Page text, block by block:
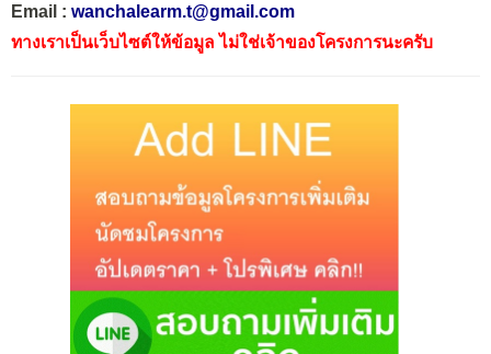
Email : wanchalearm.t@gmail.com
ทางเราเป็นเว็บไซต์ให้ข้อมูล ไม่ใช่เจ้าของโครงการนะครับ